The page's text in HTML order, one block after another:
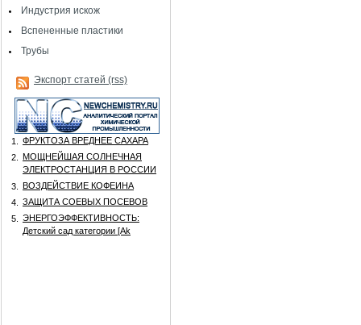
Индустрия искож
Вспененные пластики
Трубы
Экспорт статей (rss)
1.
ФРУКТОЗА ВРЕДНЕЕ САХАРА
2.
МОЩНЕЙШАЯ СОЛНЕЧНАЯ
ЭЛЕКТРОСТАНЦИЯ В РОССИИ
3.
ВОЗДЕЙСТВИЕ КОФЕИНА
4.
ЗАЩИТА СОЕВЫХ ПОСЕВОВ
5.
ЭНЕРГОЭФФЕКТИВНОСТЬ:
Детский сад категории [Аk